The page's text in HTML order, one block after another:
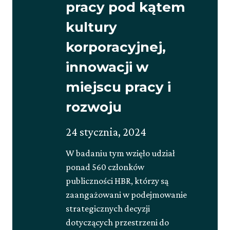
pracy pod kątem
kultury
korporacyjnej,
innowacji w
miejscu pracy i
rozwoju
Opublikowano
24 stycznia, 2024
30
2025
W badaniu tym wzięło udział
ponad 560 członków
publiczności HBR, którzy są
zaangażowani w podejmowanie
strategicznych decyzji
dotyczących przestrzeni do